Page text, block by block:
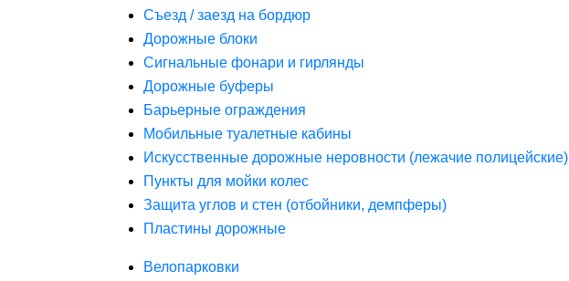
Съезд / заезд на бордюр
Дорожные блоки
Сигнальные фонари и гирлянды
Дорожные буферы
Барьерные ограждения
Мобильные туалетные кабины
Искусственные дорожные неровности (лежачие полицейские)
Пункты для мойки колес
Защита углов и стен (отбойники, демпферы)
Пластины дорожные
Велопарковки